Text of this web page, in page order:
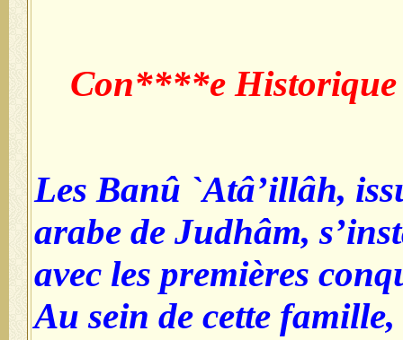
Con****e Historique
Les Banû `Atâ’illâh,
arabe de Judhâm,
avec les premières
Au sein de cette